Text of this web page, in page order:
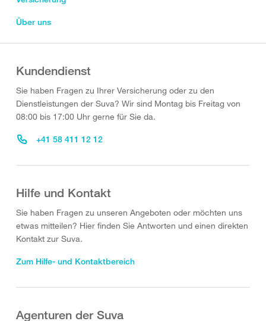
Über uns
Kundendienst
Sie haben Fragen zu Ihrer Versicherung oder zu den
Dienstleistungen der Suva? Wir sind Montag bis Freitag von
08:00 bis 17:00 Uhr gerne für Sie da.
+41 58 411 12 12
Hilfe und Kontakt
Sie haben Fragen zu unseren Angeboten oder möchten uns
etwas mitteilen? Hier finden Sie Antworten und einen direkten
Kontakt zur Suva.
Zum Hilfe- und Kontaktbereich
Agenturen der Suva